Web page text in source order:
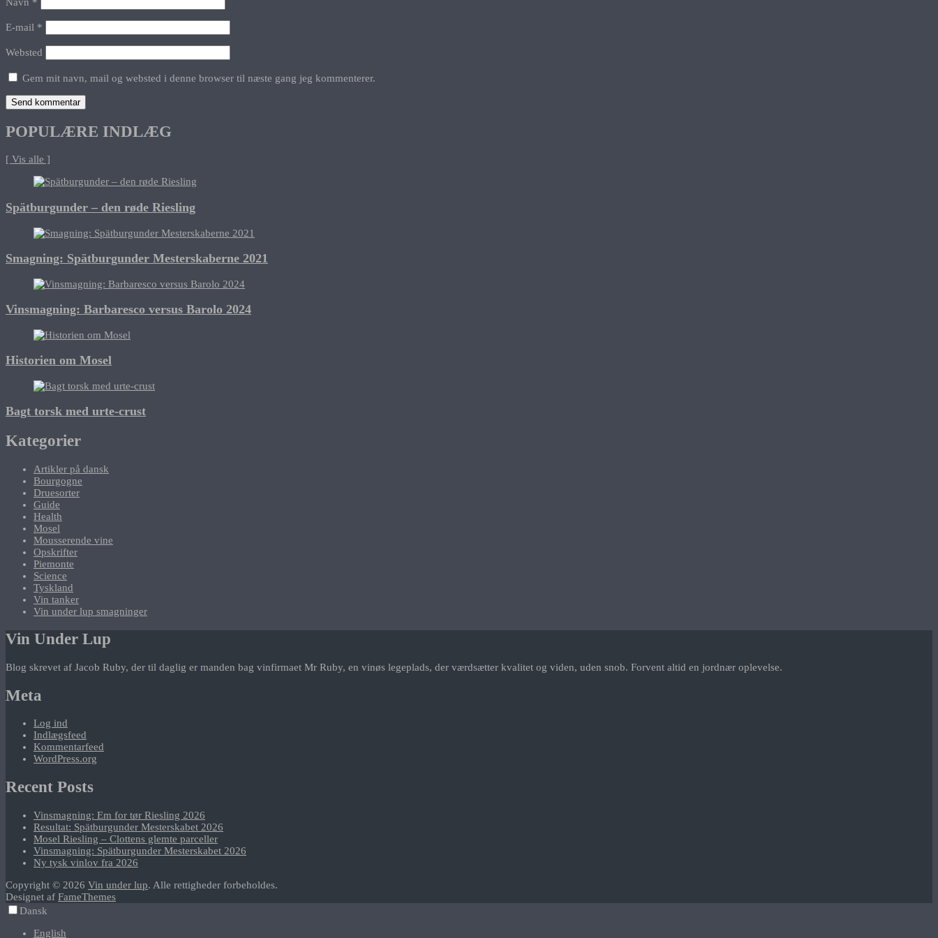
E-mail *
Websted
Gem mit navn, mail og websted i denne browser til næste gang jeg kommenterer.
POPULÆRE INDLÆG
[ Vis alle ]
Spätburgunder – den røde Riesling
Smagning: Spätburgunder Mesterskaberne 2021
Vinsmagning: Barbaresco versus Barolo 2024
Historien om Mosel
Bagt torsk med urte-crust
Kategorier
Artikler på dansk
Bourgogne
Druesorter
Guide
Health
Mosel
Mousserende vine
Opskrifter
Piemonte
Science
Tyskland
Vin tanker
Vin under lup smagninger
Vin Under Lup
Blog skrevet af Jacob Ruby, der til daglig er manden bag vinfirmaet Mr Ruby, en vinøs legeplads, der værdsætter kvalitet og viden, uden snob. Forvent altid en jordnær oplevelse.
Meta
Log ind
Indlægsfeed
Kommentarfeed
WordPress.org
Recent Posts
Vinsmagning: Em for tør Riesling 2026
Resultat: Spätburgunder Mesterskabet 2026
Mosel Riesling – Clottens glemte parceller
Vinsmagning: Spätburgunder Mesterskabet 2026
Ny tysk vinlov fra 2026
Copyright © 2026 Vin under lup. Alle rettigheder forbeholdes.
Designet af FameThemes
Dansk
English